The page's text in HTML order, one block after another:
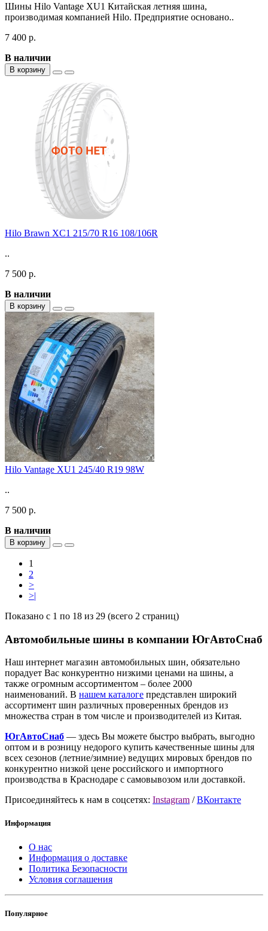
Шины Hilo Vantage XU1 Китайская летняя шина,
производимая компанией Hilo. Предприятие основано..
7 400 р.
В наличии
В корзину
Hilo Brawn XC1 215/70 R16 108/106R
..
7 500 р.
В наличии
В корзину
Hilo Vantage XU1 245/40 R19 98W
..
7 500 р.
В наличии
В корзину
1
2
>
>|
Показано с 1 по 18 из 29 (всего 2 страниц)
Автомобильные шины в компании ЮгАвтоСнаб
Наш интернет магазин автомобильных шин, обязательно
порадует Вас конкурентно низкими ценами на шины, а
также огромным ассортиментом – более 2000
наименований. В нашем каталоге представлен широкий
ассортимент шин различных проверенных брендов из
множества стран в том числе и производителей из Китая.
ЮгАвтоСнаб — здесь Вы можете быстро выбрать, выгодно
оптом и в розницу недорого купить качественные шины для
всех сезонов (летние/зимние) ведущих мировых брендов по
конкурентно низкой цене российского и импортного
производства в Краснодаре с самовывозом или доставкой.
Присоединяйтесь к нам в соцсетях: Instagram /ВКонтакте
Информация
О нас
Информация о доставке
Политика Безопасности
Условия соглашения
Популярное